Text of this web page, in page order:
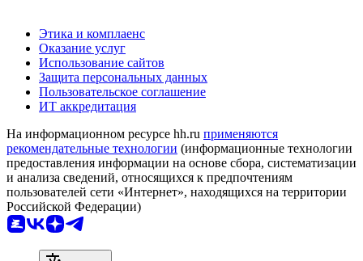
Этика и комплаенс
Оказание услуг
Использование сайтов
Защита персональных данных
Пользовательское соглашение
ИТ аккредитация
На информационном ресурсе hh.ru применяются
рекомендательные технологии (информационные технологии
предоставления информации на основе сбора, систематизации
и анализа сведений, относящихся к предпочтениям
пользователей сети «Интернет», находящихся на территории
Российской Федерации)